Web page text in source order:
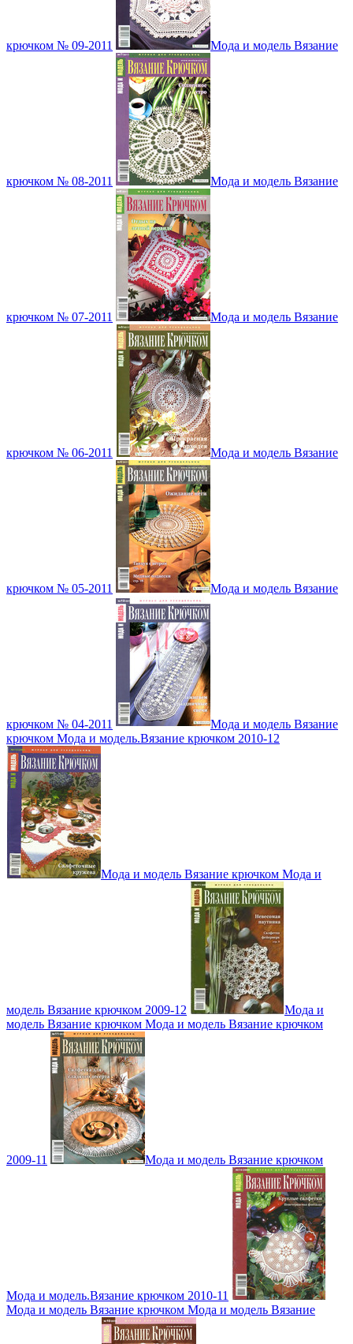
крючком № 09-2011 Мода и модель Вязание
крючком № 08-2011 Мода и модель Вязание
крючком № 07-2011 Мода и модель Вязание
крючком № 06-2011 Мода и модель Вязание
крючком № 05-2011 Мода и модель Вязание
крючком № 04-2011
Мода и модель Вязание
крючком Мода и модель.Вязание крючком 2010-12
Мода и модель Вязание крючком Мода и
модель Вязание крючком 2009-12
Мода и
модель Вязание крючком Мода и модель Вязание крючком
2009-11 Мода и модель Вязание крючком
Мода и модель.Вязание крючком 2010-11
Мода и модель Вязание крючком Мода и модель Вязание